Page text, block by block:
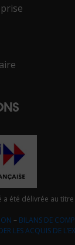
a été délivrée au
– BILANS DE
LES ACQUIS DE